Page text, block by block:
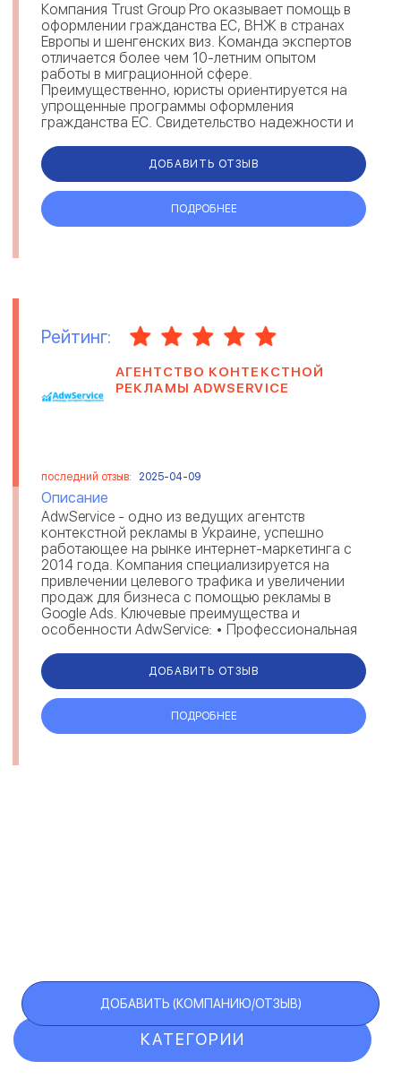
Компания Trust Group Pro оказывает помощь в
оформлении гражданства ЕС, ВНЖ в странах
Европы и шенгенских виз. Команда экспертов
отличается более чем 10-летним опытом
работы в миграционной сфере.
Преимущественно, юристы ориентируется на
упрощенные программы оформления
гражданства ЕС. Свидетельство надежности и
на рейтингов...
ДОБАВИТЬ ОТЗЫВ
ПОДРОБНЕЕ
Рейтинг:
АГЕНТСТВО КОНТЕКСТНОЙ
РЕКЛАМЫ ADWSERVICE
последний отзыв: 2025-04-09
Описание
AdwService - одно из ведущих агентств
контекстной рекламы в Украине, успешно
работающее на рынке интернет-маркетинга с
2014 года. Компания специализируется на
привлечении целевого трафика и увеличении
продаж для бизнеса с помощью рекламы в
Google Ads. Ключевые преимущества и
особенности AdwService: • Профессиональная
ко...
ДОБАВИТЬ ОТЗЫВ
ПОДРОБНЕЕ
КАТЕГОРИИ
ДОБАВИТЬ (КОМПАНИЮ/ОТЗЫВ)